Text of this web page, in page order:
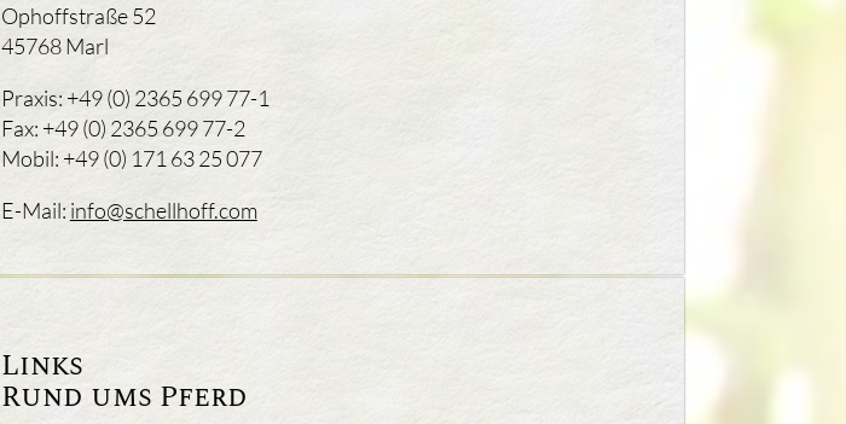
Ophoffstraße 52
45768 Marl
Praxis: +49 (0) 2365 699 77-1
Fax: +49 (0) 2365 699 77-2
Mobil: +49 (0) 171 63 25 077
E-Mail: info@schellhoff.com
Links
Rund ums Pferd